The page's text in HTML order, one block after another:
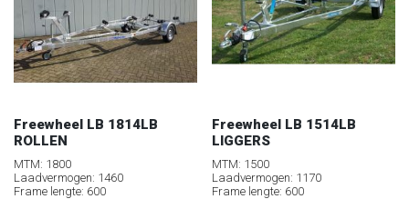
Freewheel LB 1814LB
ROLLEN
MTM: 1800
Laadvermogen: 1460
Frame lengte: 600
Freewheel LB 1514LB
LIGGERS
MTM: 1500
Laadvermogen: 1170
Frame lengte: 600